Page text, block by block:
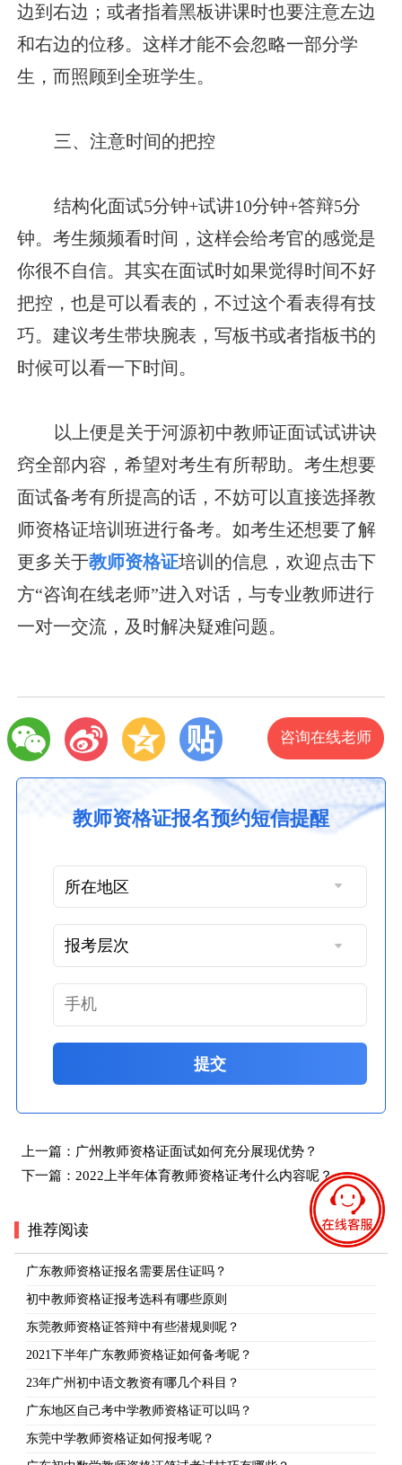
边到右边；或者指着黑板讲课时也要注意左边
和右边的位移。这样才能不会忽略一部分学
生，而照顾到全班学生。
三、注意时间的把控
结构化面试5分钟+试讲10分钟+答辩5分
钟。考生频频看时间，这样会给考官的感觉是
你很不自信。其实在面试时如果觉得时间不好
把控，也是可以看表的，不过这个看表得有技
巧。建议考生带块腕表，写板书或者指板书的
时候可以看一下时间。
以上便是关于河源初中教师证面试试讲诀
窍全部内容，希望对考生有所帮助。考生想要
面试备考有所提高的话，不妨可以直接选择教
师资格证培训班进行备考。如考生还想要了解
更多关于教师资格证培训的信息，欢迎点击下
方“咨询在线老师”进入对话，与专业教师进行
一对一交流，及时解决疑难问题。
咨询在线老师
教师资格证报名预约短信提醒
提交
上一篇： 广州教师资格证面试如何充分展现优势？
下一篇： 2022上半年体育教师资格证考什么内容呢？
推荐阅读
广东教师资格证报名需要居住证吗？
初中教师资格证报考选科有哪些原则
东莞教师资格证答辩中有些潜规则呢？
2021下半年广东教师资格证如何备考呢？
23年广州初中语文教资有哪几个科目？
广东地区自己考中学教师资格证可以吗？
东莞中学教师资格证如何报考呢？